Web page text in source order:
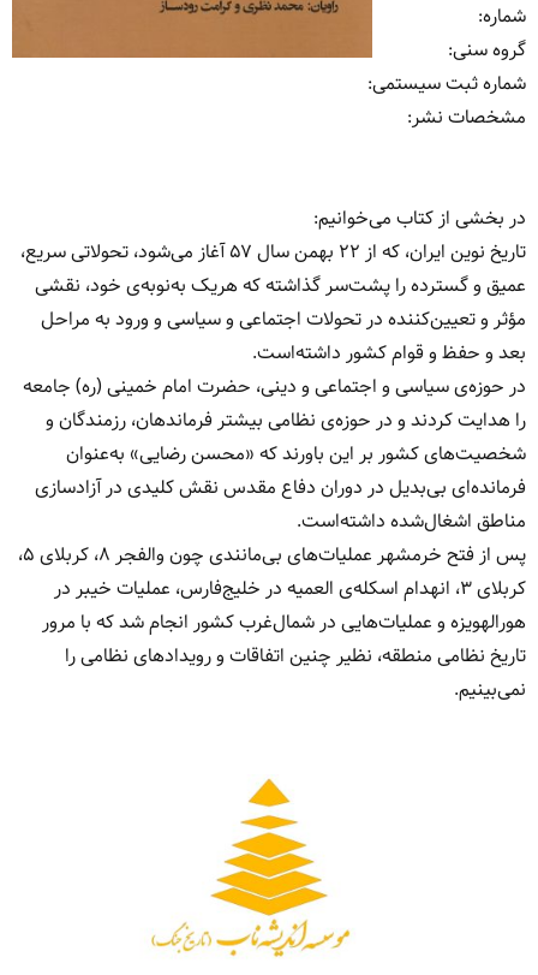
شماره:
گروه سنی:
شماره ثبت سیستمی:
مشخصات نشر: ‏‫
در بخشی از کتاب می‌خوانیم:
تاریخ نوین ایران، که از ۲۲ بهمن سال ۵۷ آغاز می‌‌‌شود، تحولاتی سریع،
عمیق و گسترده را پشت‌‌‌سر گذاشته که هریک به‌‌نوبه‌‌ی خود، نقشی
مؤثر و تعیین‌‌کننده در تحولات اجتماعی و سیاسی و ورود به مراحل
بعد و حفظ و قوام کشور داشته‌‌‌است.
در حوزه‌‌ی سیاسی و اجتماعی و دینی، حضرت امام خمینی (ره) جامعه
را هدایت کردند و در حوزه‌ی نظامی بیشتر فرماندهان، رزمندگان و
شخصیت‌‌های کشور بر این باورند که «محسن رضایی» به‌‌‌عنوان
فرمانده‌‌‌ای بی‌‌بدیل در دوران دفاع مقدس نقش کلیدی در آزادسازی
مناطق اشغال‌‌شده داشته‌‌است.
پس از فتح خرمشهر عملیات‌‌های بی‌‌مانندی چون والفجر ۸، کربلای ۵،
کربلای ۳، انهدام اسکله‌‌ی العمیه در خلیج‌‌فارس، عملیات خیبر در
هورالهویزه و عملیات‌‌هایی در شمال‌‌غرب کشور انجام شد که با مرور
تاریخ نظامی منطقه، نظیر چنین اتفاقات و رویدادهای نظامی را
نمی‌‌‌بینیم.